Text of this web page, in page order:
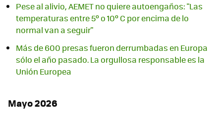
Pese al alivio, AEMET no quiere autoengaños: "Las
temperaturas entre 5º o 10º C por encima de lo
normal van a seguir"
Más de 600 presas fueron derrumbadas en Europa
sólo el año pasado. La orgullosa responsable es la
Unión Europea
Mayo 2026